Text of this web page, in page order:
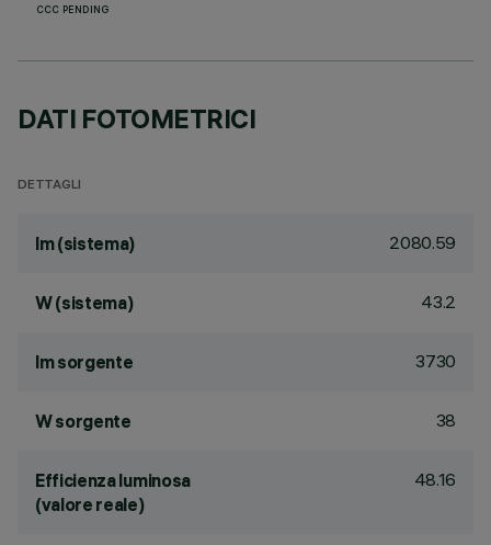
CCC PENDING
DATI FOTOMETRICI
DETTAGLI
lm (sistema) 2080.59
W (sistema) 43.2
lm sorgente 3730
W sorgente 38
Efficienza luminosa
(valore reale)
48.16